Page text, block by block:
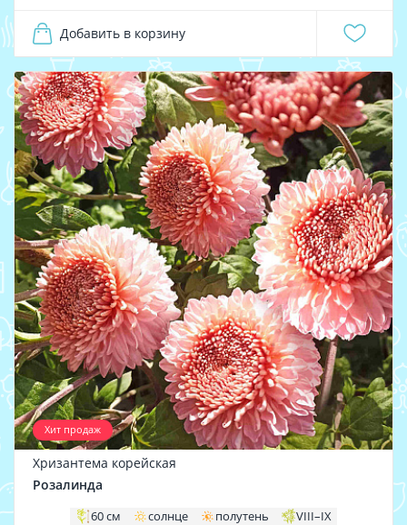
Добавить в корзину
Хит продаж
Хризантема корейская
Розалинда
60 см солнце полутень VIII–IX